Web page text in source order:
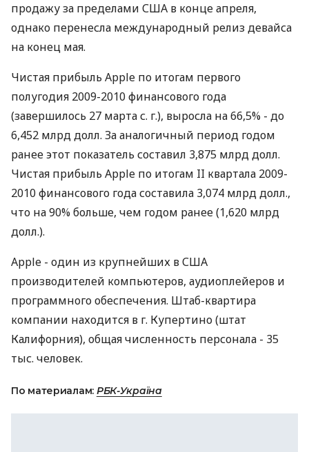
продажу за пределами США в конце апреля,
однако перенесла международный релиз девайса
на конец мая.
Чистая прибыль Apple по итогам первого
полугодия 2009-2010 финансового года
(завершилось 27 марта с. г.), выросла на 66,5% - до
6,452 млрд долл. За аналогичный период годом
ранее этот показатель составил 3,875 млрд долл.
Чистая прибыль Apple по итогам II квартала 2009-
2010 финансового года составила 3,074 млрд долл.,
что на 90% больше, чем годом ранее (1,620 млрд
долл.).
Apple - один из крупнейших в США
производителей компьютеров, аудиоплейеров и
программного обеспечения. Штаб-квартира
компании находится в г. Купертино (штат
Калифорния), общая численность персонала - 35
тыс. человек.
По материалам: РБК-Україна